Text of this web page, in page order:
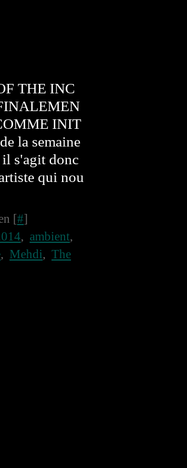
THE INC
INIT
la semaine
il s'agit donc
qui nou
[#]
, ambient,
, Mehdi, The